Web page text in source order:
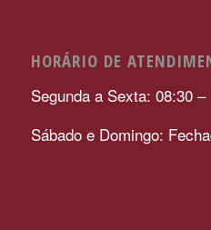
HORÁRIO DE
Segunda a Sexta: 08:30 –
Sábado e Domingo: